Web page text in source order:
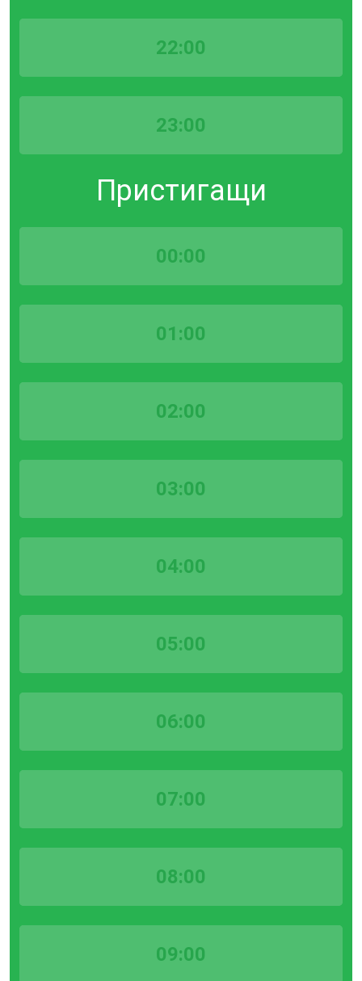
22:00
23:00
Пристигащи
00:00
01:00
02:00
03:00
04:00
05:00
06:00
07:00
08:00
09:00